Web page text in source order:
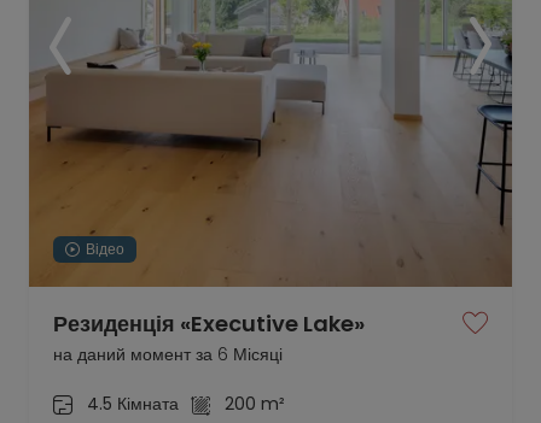
Відео
Резиденція «Executive Lake»
на даний момент за 6 Місяці
4.5 Кімната
200 m²